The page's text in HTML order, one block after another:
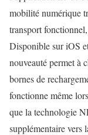
mobilité numérique
transport
Disponible sur iOS
nouveauté permet à
bornes de
fonctionne même
que la technologie
supplémentaire vers